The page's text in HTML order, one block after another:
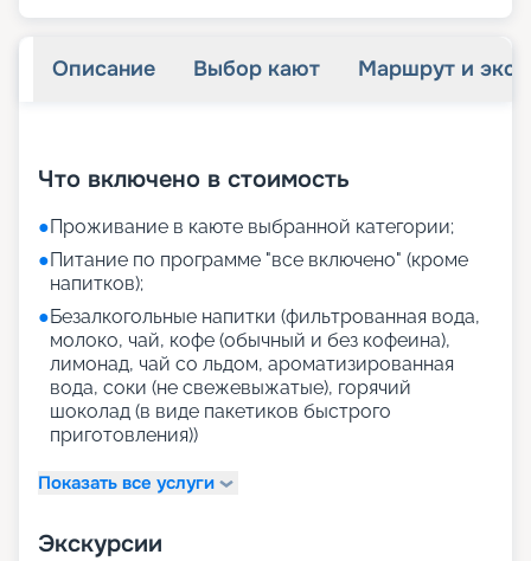
Описание Выбор кают Маршрут и
Что включено в стоимость
●Проживание в каюте выбранной категории;
●Питание по программе "все включено" (кроме
напитков);
●Безалкогольные напитки (фильтрованная вода,
молоко, чай, кофе (обычный и без кофеина),
лимонад, чай со льдом, ароматизированная
вода, соки (не свежевыжатые), горячий
шоколад (в виде пакетиков быстрого
приготовления))
Показать все услуги
Экскурсии